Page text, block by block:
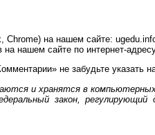
Chrome) на нашем сайте:
нашем сайте по интернет-
не забудьте указать
и хранятся в
закон, регулирующий